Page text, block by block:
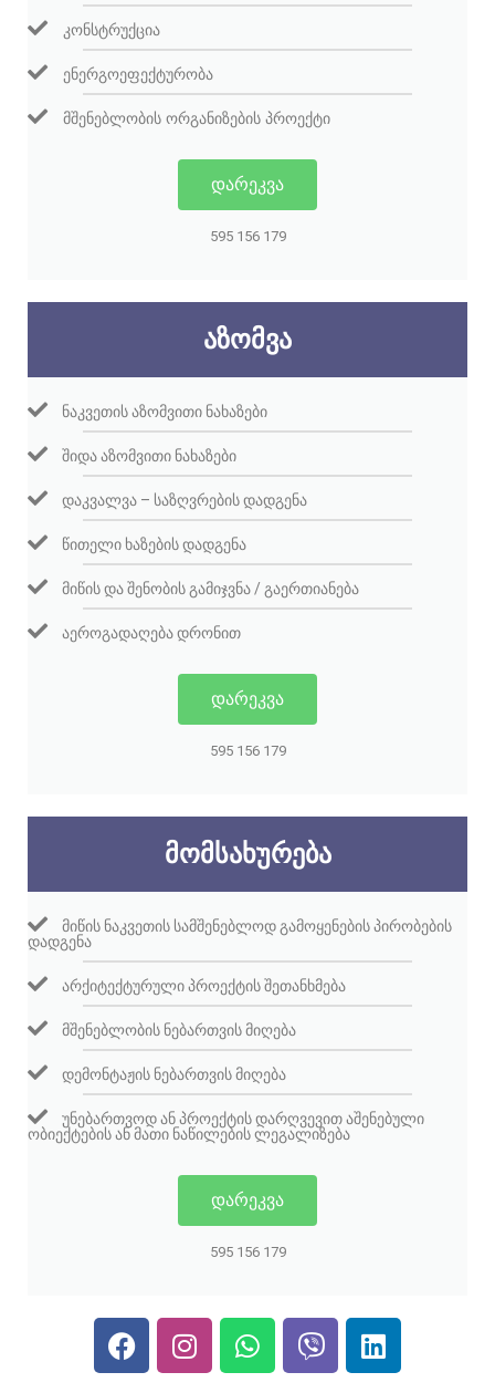
ᲙᲝᲜᲡᲢᲠᲣᲥᲪᲘᲐ
ᲔᲜᲔᲠᲒᲝᲔᲤᲔᲥᲢᲣᲠᲝᲑᲐ
ᲛᲨᲔᲜᲔᲑᲚᲝᲑᲘᲡ ᲝᲠᲒᲐᲜᲘᲖᲔᲑᲘᲡ ᲞᲠᲝᲔᲥᲢᲘ
ᲓᲐᲠᲔᲙᲕᲐ
595 156 179
ᲐᲖᲝᲛᲕᲐ
ᲜᲐᲙᲕᲔᲗᲘᲡ ᲐᲖᲝᲛᲕᲘᲗᲘ ᲜᲐᲮᲐᲖᲔᲑᲘ
ᲨᲘᲓᲐ ᲐᲖᲝᲛᲕᲘᲗᲘ ᲜᲐᲮᲐᲖᲔᲑᲘ
ᲓᲐᲙᲕᲐᲚᲕᲐ – ᲡᲐᲖᲦᲕᲠᲔᲑᲘᲡ ᲓᲐᲓᲒᲔᲜᲐ
ᲬᲘᲗᲔᲚᲘ ᲮᲐᲖᲔᲑᲘᲡ ᲓᲐᲓᲒᲔᲜᲐ
ᲛᲘᲬᲘᲡ ᲓᲐ ᲨᲔᲜᲝᲑᲘᲡ ᲒᲐᲛᲘᲯᲕᲜᲐ / ᲒᲐᲔᲠᲗᲘᲐᲜᲔᲑᲐ
ᲐᲔᲠᲝᲒᲐᲓᲐᲦᲔᲑᲐ ᲓᲠᲝᲜᲘᲗ
ᲓᲐᲠᲔᲙᲕᲐ
595 156 179
ᲛᲝᲛᲡᲐᲮᲣᲠᲔᲑᲐ
ᲛᲘᲬᲘᲡ ᲜᲐᲙᲕᲔᲗᲘᲡ ᲡᲐᲛᲨᲔᲜᲔᲑᲚᲝᲓ ᲒᲐᲛᲝᲧᲔᲜᲔᲑᲘᲡ ᲞᲘᲠᲝᲑᲔᲑᲘᲡ
ᲓᲐᲓᲒᲔᲜᲐ
ᲐᲠᲥᲘᲢᲔᲥᲢᲣᲠᲣᲚᲘ ᲞᲠᲝᲔᲥᲢᲘᲡ ᲨᲔᲗᲐᲜᲮᲛᲔᲑᲐ
ᲛᲨᲔᲜᲔᲑᲚᲝᲑᲘᲡ ᲜᲔᲑᲐᲠᲗᲕᲘᲡ ᲛᲘᲦᲔᲑᲐ
ᲓᲔᲛᲝᲜᲢᲐᲟᲘᲡ ᲜᲔᲑᲐᲠᲗᲕᲘᲡ ᲛᲘᲦᲔᲑᲐ
ᲣᲜᲔᲑᲐᲠᲗᲕᲝᲓ ᲐᲜ ᲞᲠᲝᲔᲥᲢᲘᲡ ᲓᲐᲠᲦᲕᲔᲕᲘᲗ ᲐᲨᲔᲜᲔᲑᲣᲚᲘ
ᲝᲑᲘᲔᲥᲢᲔᲑᲘᲡ ᲐᲜ ᲛᲐᲗᲘ ᲜᲐᲬᲘᲚᲔᲑᲘᲡ ᲚᲔᲒᲐᲚᲘᲖᲔᲑᲐ
ᲓᲐᲠᲔᲙᲕᲐ
595 156 179